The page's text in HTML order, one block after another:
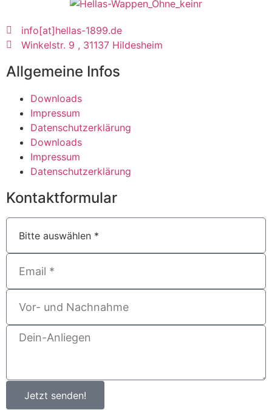
info[at]hellas-1899.de
Winkelstr. 9 , 31137 Hildesheim
Allgemeine Infos
Downloads
Impressum
Datenschutzerklärung
Downloads
Impressum
Datenschutzerklärung
Kontaktformular
Jetzt senden!